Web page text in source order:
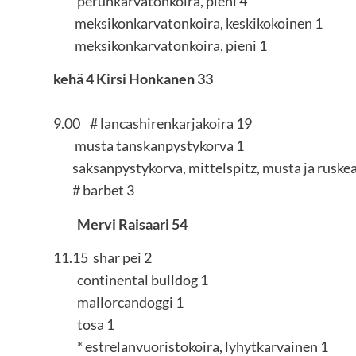
meksikonkarvatonkoira, keskikokoinen 1
meksikonkarvatonkoira, pieni 1
kehä 4 Kirsi Honkanen 33
9.00 # lancashirenkarjakoira 19
musta tanskanpystykorva 1
saksanpystykorva, mittelspitz, musta ja
# barbet 3
Mervi Raisaari 54
11.15 shar pei 2
continental bulldog 1
mallorcandoggi 1
tosa 1
* estrelanvuoristokoira, lyhytkarvainen 1